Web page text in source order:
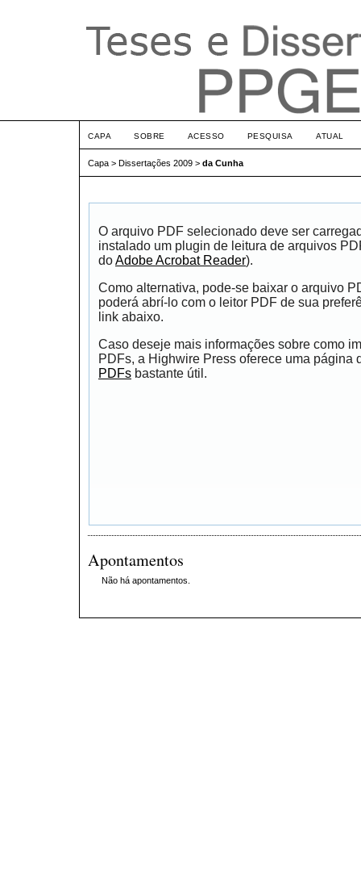
CAPA SOBRE ACESSO PESQUISA ATUAL
Capa > Dissertações 2009 > da Cunha
O arquivo PDF selecionado deve ser
instalado um plugin de leitura de arquivos
doAdobe Acrobat Reader).
Como alternativa, pode-se baixar o arquivo
poderá abrí-lo com o leitor PDF de sua
link abaixo.
Caso deseje mais informações sobre como
PDFs, a Highwire Press oferece uma página
PDFs bastante útil.
Apontamentos
Não há apontamentos.